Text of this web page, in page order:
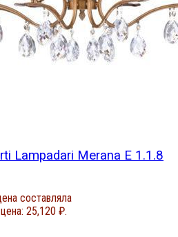
Lampadari Merana E 1.1.8
составляла
25,120 ₽.